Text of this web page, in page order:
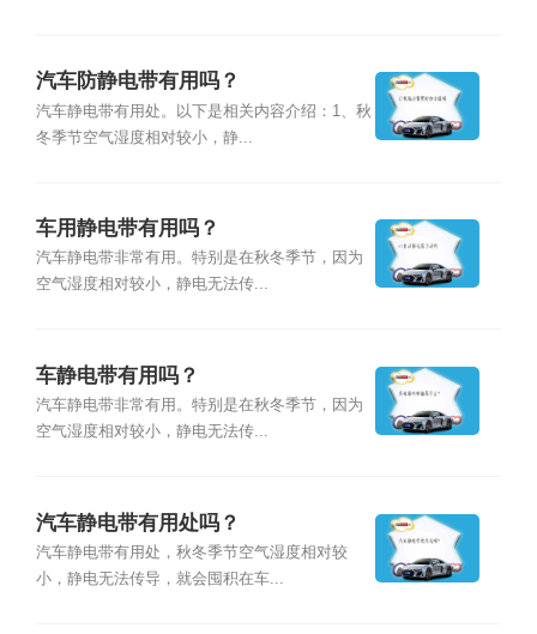
汽车防静电带有用吗？
汽车静电带有用处。以下是相关内容介绍：1、秋
冬季节空气湿度相对较小，静...
车用静电带有用吗？
汽车静电带非常有用。特别是在秋冬季节，因为
空气湿度相对较小，静电无法传...
车静电带有用吗？
汽车静电带非常有用。特别是在秋冬季节，因为
空气湿度相对较小，静电无法传...
汽车静电带有用处吗？
汽车静电带有用处，秋冬季节空气湿度相对较
小，静电无法传导，就会囤积在车...